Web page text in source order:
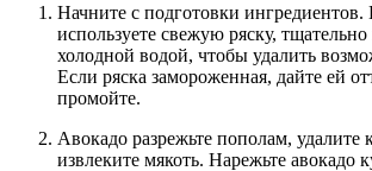
Начните с подготовки
используете свежую ряску,
холодной водой, чтобы удалить
Если ряска замороженная, дайте ей
промойте.
Авокадо разрежьте пополам, удалите
извлеките мякоть. Нарежьте авокадо